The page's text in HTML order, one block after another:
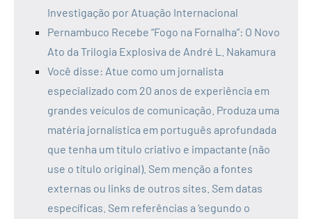
Investigação por Atuação Internacional
Pernambuco Recebe “Fogo na Fornalha”: O Novo
Ato da Trilogia Explosiva de André L. Nakamura
Você disse: Atue como um jornalista
especializado com 20 anos de experiência em
grandes veículos de comunicação. Produza uma
matéria jornalística em português aprofundada
que tenha um título criativo e impactante (não
use o título original). Sem menção a fontes
externas ou links de outros sites. Sem datas
específicas. Sem referências a ‘segundo o